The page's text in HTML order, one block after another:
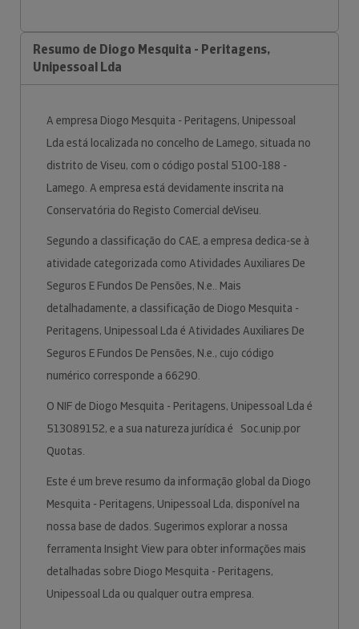
Resumo de Diogo Mesquita - Peritagens,
Unipessoal Lda
A empresa Diogo Mesquita - Peritagens, Unipessoal
Lda está localizada no concelho de Lamego, situada no
distrito de Viseu, com o código postal 5100-188 -
Lamego. A empresa está devidamente inscrita na
Conservatória do Registo Comercial deViseu.
Segundo a classificação do CAE, a empresa dedica-se à
atividade categorizada como Atividades Auxiliares De
Seguros E Fundos De Pensões, N.e.. Mais
detalhadamente, a classificação de Diogo Mesquita -
Peritagens, Unipessoal Lda é Atividades Auxiliares De
Seguros E Fundos De Pensões, N.e., cujo código
numérico corresponde a 66290.
O NIF de Diogo Mesquita - Peritagens, Unipessoal Lda é
513089152, e a sua natureza jurídica é Soc.unip.por
Quotas.
Este é um breve resumo da informação global da Diogo
Mesquita - Peritagens, Unipessoal Lda, disponível na
nossa base de dados. Sugerimos explorar a nossa
ferramenta Insight View para obter informações mais
detalhadas sobre Diogo Mesquita - Peritagens,
Unipessoal Lda ou qualquer outra empresa.